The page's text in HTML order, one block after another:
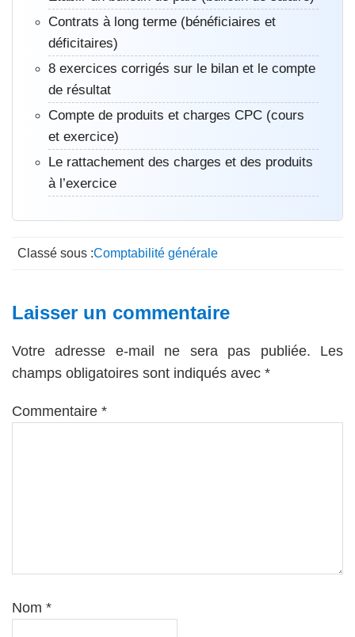
Contrats à long terme (bénéficiaires et
déficitaires)
8 exercices corrigés sur le bilan et le compte
de résultat
Compte de produits et charges CPC (cours
et exercice)
Le rattachement des charges et des produits
à l’exercice
Classé sous :Comptabilité générale
Interactions
lecteur
Laisser un commentaire
Votre adresse e-mail ne sera pas publiée.
Les
champs obligatoires sont indiqués avec *
Commentaire *
Nom *